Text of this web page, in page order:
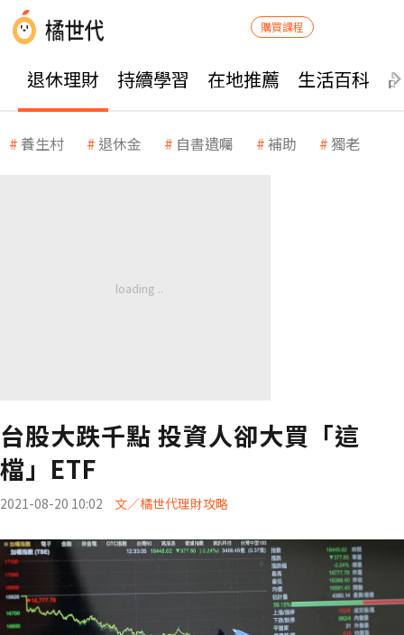
購買課程
退休理財 持續學習 在地推薦 生活百科
養生村 退休金 自書遺囑 補助 獨老
台股大跌千點 投資人卻大買「這
檔」ETF
2021-08-20 10:02 文／橘世代理財攻略